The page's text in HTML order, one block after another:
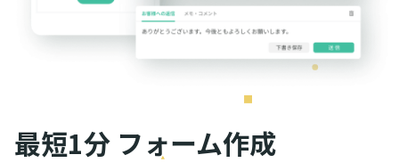
最短1分 フォーム作成